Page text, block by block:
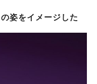
姿をイメージした